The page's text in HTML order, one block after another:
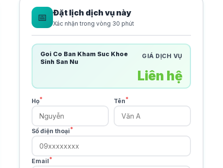
📅 Đặt lịch dịch vụ này
Xác nhận trong vòng 30 phút
Goi Co Ban Kham Suc Khoe
Sinh San Nu
GIÁ DỊCH VỤ
Liên hệ
Họ* Tên*
Số điện thoại*
Email*